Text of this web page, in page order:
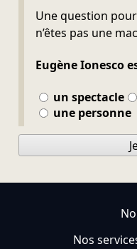
Une question
n’êtes pas une
Eugène Ionesco
un spectacle
une personne
Ne pas remplir
Nos